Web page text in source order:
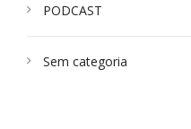
PODCAST
Sem categoria